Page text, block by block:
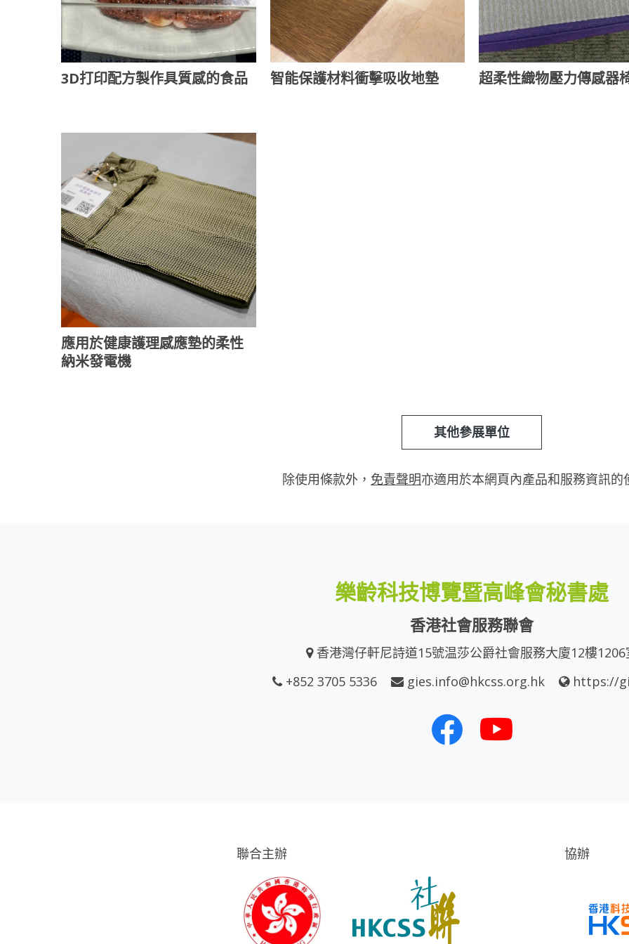
3D打印配方製作具質感的食品 智能保護材料衝擊吸收地墊 超柔性織物壓力傳感器
應用於健康護理感應墊的柔性
納米發電機
其他參展單位
除使用條款外， 免責聲明亦適用於本網頁內產品和服務資訊的
樂齡科技博覽暨高峰會秘書處
香港社會服務聯會
香港灣仔軒尼詩道15號温莎公爵社會服務大廈12樓1206
+852 3705 5336
gies.info@hkcss.org.hk https://
聯合主辦 協辦